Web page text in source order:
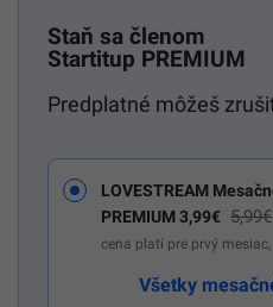
Staň sa členom
Startitup PREMIUM
Predplatné môžeš
LOVESTREAM
PREMIUM 3,99€ 5,99€
cena platí pre prvý
Všetky